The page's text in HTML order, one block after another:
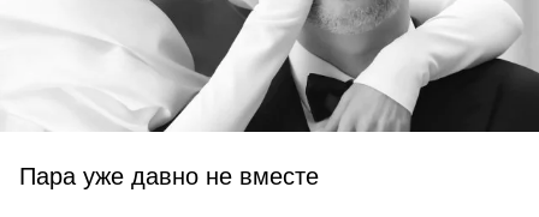
Пара уже давно не вместе